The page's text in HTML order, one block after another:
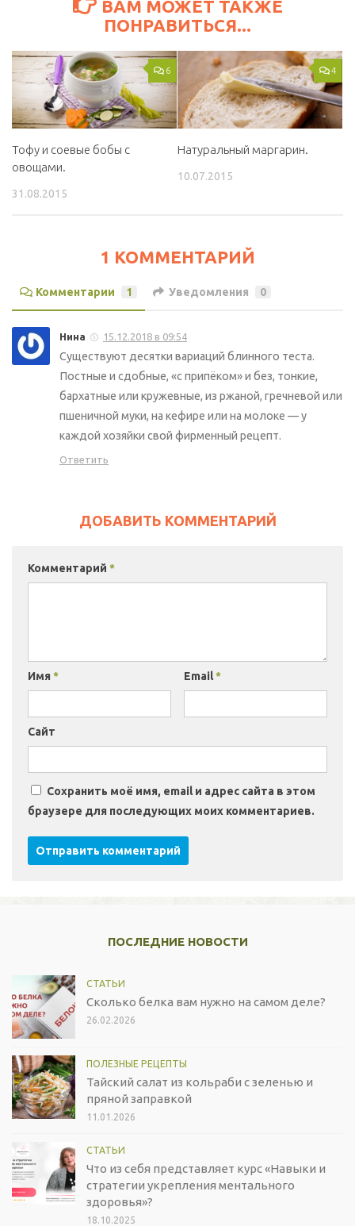
ВАМ МОЖЕТ ТАКЖЕ
ПОНРАВИТЬСЯ...
6
Тофу и соевые бобы с
овощами.
31.08.2015
4
Натуральный маргарин.
10.07.2015
1 КОММЕНТАРИЙ
Комментарии 1 Уведомления 0
Нина 15.12.2018 в 09:54
Существуют десятки вариаций блинного теста.
Постные и сдобные, «с припёком» и без, тонкие,
бархатные или кружевные, из ржаной, гречневой или
пшеничной муки, на кефире или на молоке — у
каждой хозяйки свой фирменный рецепт.
Ответить
ДОБАВИТЬ КОММЕНТАРИЙ
Комментарий *
Имя * Email*
Сайт
Сохранить моё имя, email и адрес сайта в этом
браузере для последующих моих комментариев.
ПОСЛЕДНИЕ НОВОСТИ
СТАТЬИ
Сколько белка вам нужно на самом деле?
26.02.2026
ПОЛЕЗНЫЕ РЕЦЕПТЫ
Тайский салат из кольраби с зеленью и
пряной заправкой
11.01.2026
СТАТЬИ
Что из себя представляет курс «Навыки и
стратегии укрепления ментального
здоровья»?
18.10.2025